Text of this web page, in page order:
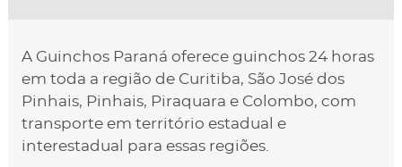
A Guinchos Paraná oferece guinchos 24 horas
em toda a região de Curitiba, São José dos
Pinhais, Pinhais, Piraquara e Colombo, com
transporte em território estadual e
interestadual para essas regiões.